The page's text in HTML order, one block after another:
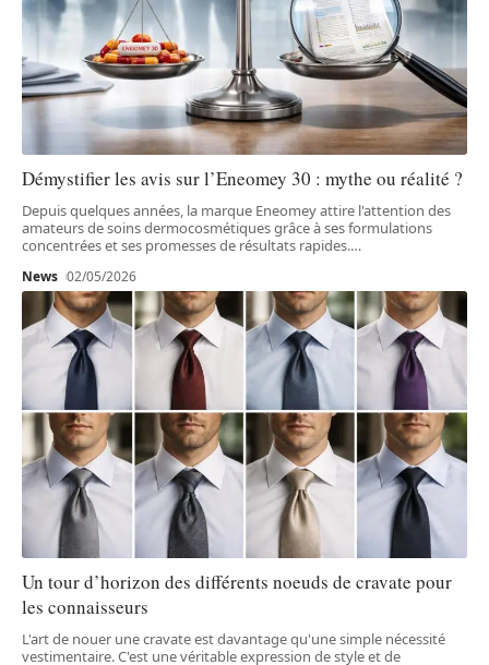
Démystifier les avis sur l’Eneomey 30 : mythe ou réalité ?
Depuis quelques années, la marque Eneomey attire l'attention des
amateurs de soins dermocosmétiques grâce à ses formulations
concentrées et ses promesses de résultats rapides.…
News 02/05/2026
Un tour d’horizon des différents noeuds de cravate pour
les connaisseurs
L'art de nouer une cravate est davantage qu'une simple nécessité
vestimentaire. C'est une véritable expression de style et de